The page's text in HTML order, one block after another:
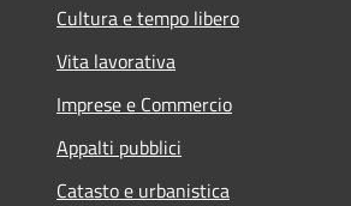
Cultura e tempo libero
Vita lavorativa
Imprese e Commercio
Appalti pubblici
Catasto e urbanistica